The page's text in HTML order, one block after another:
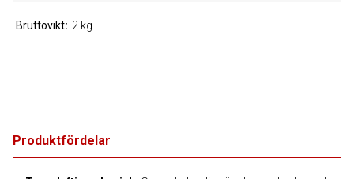
Produktfördelar
Bruttovikt 2 kg